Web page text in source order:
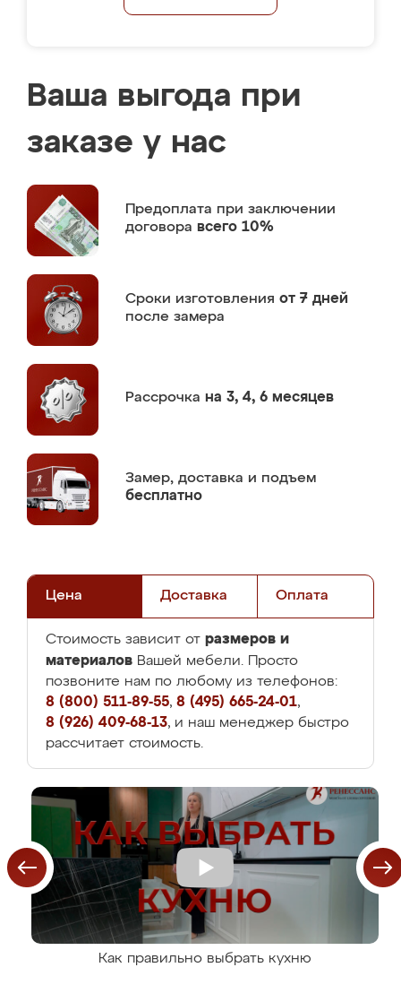
Ваша выгода при
заказе у нас
Предоплата при заключении
договора всего 10%
Сроки изготовления от 7 дней
после замера
Рассрочка на 3, 4, 6 месяцев
Замер, доставка и подъем
бесплатно
Цена Доставка Оплата
Стоимость зависит от размеров и
материалов Вашей мебели. Просто
позвоните нам по любому из телефонов:
8 (800) 511-89-55, 8 (495) 665-24-01,
8 (926) 409-68-13, и наш менеджер быстро
рассчитает стоимость.
Как правильно выбрать кухню